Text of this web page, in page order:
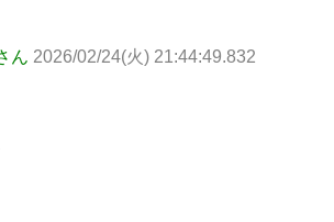
ん 2026/02/24(火) 21:44:49.832